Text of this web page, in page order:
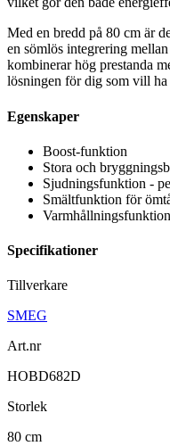
Med en bredd på 80 cm är
en sömlös integrering
kombinerar hög prestanda
lösningen för dig som vill
Egenskaper
Boost-funktion
Stora och
Sjudningsfunktion -
Smältfunktion för
Specifikationer
Tillverkare
SMEG
Art.nr
HOBD682D
Storlek
80 cm